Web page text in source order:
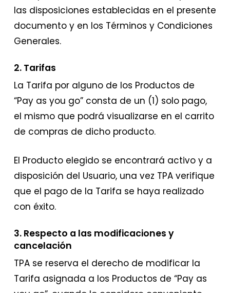
las disposiciones establecidas en el presente
documento y en los Términos y Condiciones
Generales.
2. Tarifas
La Tarifa por alguno de los Productos de
“Pay as you go” consta de un (1) solo pago,
el mismo que podrá visualizarse en el carrito
de compras de dicho producto.
El Producto elegido se encontrará activo y a
disposición del Usuario, una vez TPA verifique
que el pago de la Tarifa se haya realizado
con éxito.
3. Respecto a las modificaciones y
cancelación
TPA se reserva el derecho de modificar la
Tarifa asignada a los Productos de “Pay as